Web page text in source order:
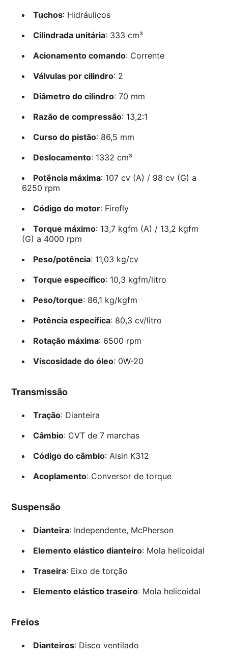
Tuchos: Hidráulicos
Cilindrada unitária: 333 cm³
Acionamento comando: Corrente
Válvulas por cilindro: 2
Diâmetro do cilindro: 70 mm
Razão de compressão: 13,2:1
Curso do pistão: 86,5 mm
Deslocamento: 1332 cm³
Potência máxima: 107 cv (A) / 98 cv (G) a
6250 rpm
Código do motor: Firefly
Torque máximo: 13,7 kgfm (A) / 13,2 kgfm
(G) a 4000 rpm
Peso/potência: 11,03 kg/cv
Torque específico: 10,3 kgfm/litro
Peso/torque: 86,1 kg/kgfm
Potência específica: 80,3 cv/litro
Rotação máxima: 6500 rpm
Viscosidade do óleo: 0W-20
Transmissão
Tração: Dianteira
Câmbio: CVT de 7 marchas
Código do câmbio: Aisin K312
Acoplamento: Conversor de torque
Suspensão
Dianteira: Independente, McPherson
Elemento elástico dianteiro: Mola helicoidal
Traseira: Eixo de torção
Elemento elástico traseiro: Mola helicoidal
Freios
Dianteiros: Disco ventilado